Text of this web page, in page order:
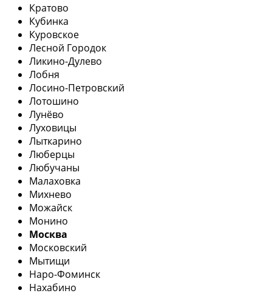
Кратово
Кубинка
Куровское
Лесной Городок
Ликино-Дулево
Лобня
Лосино-Петровский
Лотошино
Лунёво
Луховицы
Лыткарино
Люберцы
Любучаны
Малаховка
Михнево
Можайск
Монино
Москва
Московский
Мытищи
Наро-Фоминск
Нахабино